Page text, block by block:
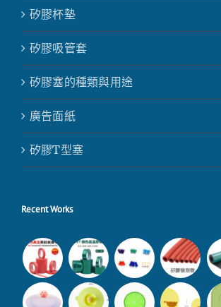
矽膠杯墊
矽膠吸管套
矽膠塞的種類與用途
廣告面紙
矽膠T型塞
Recent Works